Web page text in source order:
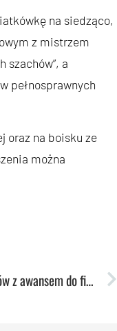
na siedząco,
z mistrzem
szachów”, a
pełnosprawnych
oraz na boisku ze
można
Tenis stołowy. Drużyny pań i panów z awansem do finałów AMP